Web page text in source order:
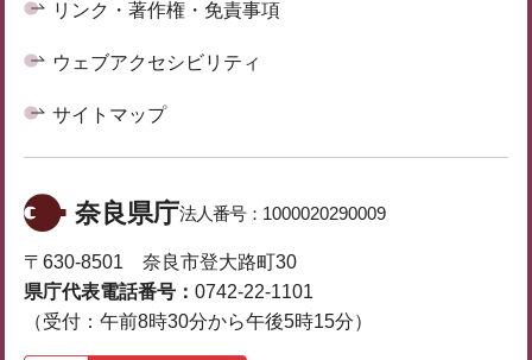
リンク・著作権・免責事項
ウェブアクセシビリティ
サイトマップ
奈良県庁法人番号： 1000020290009
〒630-8501 奈良市登大路町30
県庁代表電話番号： 0742-22-1101
（受付：午前8時30分から午後5時15分）